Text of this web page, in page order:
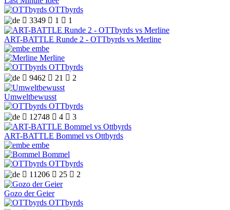
OTTbyrds
 3349  1  1
ART-BATTLE Runde 2 - OTTbyrds vs Merline
embe
Merline
OTTbyrds
 9462  21  2
Umweltbewusst
OTTbyrds
 12748  4  3
ART-BATTLE Bommel vs Ottbyrds
embe
Bommel
OTTbyrds
 11206  25  2
Gozo der Geier
OTTbyrds